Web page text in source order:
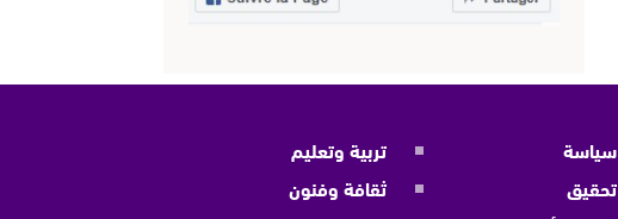
سياسة
تحقيق
تربية وتعليم
ثقافة وفنون